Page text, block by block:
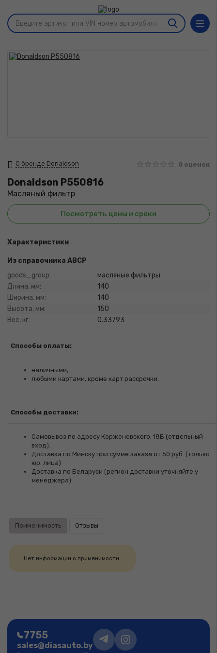
О бренде Donaldson 0 оценок
Donaldson P550816
Масляный фильтр
Посмотреть цены и сроки
Характеристики
Из справочника ABCP
goods_group:
масляные фильтры
Длина, мм:
140
Ширина, мм:
140
Высота, мм:
150
Вес, кг:
0.33793
Способы оплаты:
наличными,
любыми картами, кроме карт рассрочки.
Способы доставки:
Самовывоз по адресу Корженевского, 18Б (отдельный
вход).
Доставка по Минску при сумме заказа от 50 руб. (только
юр. лица)
Доставка по Беларуси (регион доставки уточняйте у
менеджера)
Применимость Отзывы
Нет информации о применимости.
7755
sales@diasauto.by